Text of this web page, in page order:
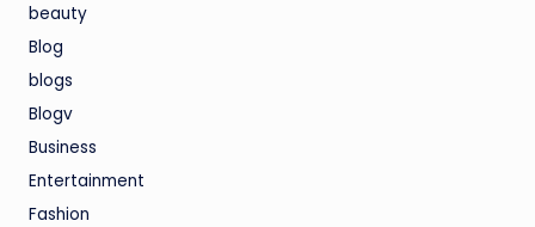
beauty
Blog
blogs
Blogv
Business
Entertainment
Fashion